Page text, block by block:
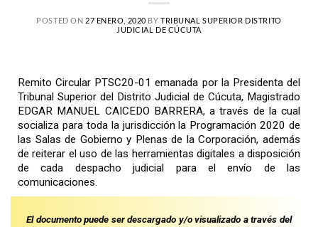
POSTED ON 27 ENERO, 2020 BYTRIBUNAL SUPERIOR DISTRITO
JUDICIAL DE CÚCUTA
Remito Circular PTSC20-01 emanada por la Presidenta del
Tribunal Superior del Distrito Judicial de Cúcuta, Magistrado
EDGAR MANUEL CAICEDO BARRERA, a través de la cual
socializa para toda la jurisdicción la Programación 2020 de
las Salas de Gobierno y Plenas de la Corporación, además
de reiterar el uso de las herramientas digitales a disposición
de cada despacho judicial para el envío de las
comunicaciones.
El documento puede ser descargado y/o visualizado a través del